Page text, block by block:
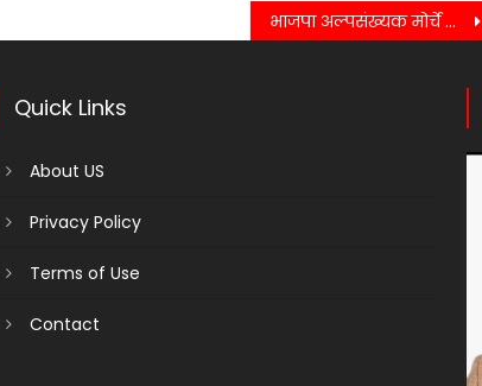
भाजपा अल्पसंख्यक मोर्चे के कार्यकर्ताओं ने सरल एप किया डाउनलोड…..
Quick Links
About US
Privacy Policy
Terms of Use
Contact